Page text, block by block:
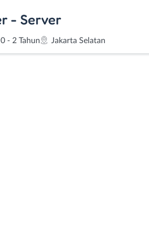
- Server
0 - 2 Tahun Jakarta Selatan